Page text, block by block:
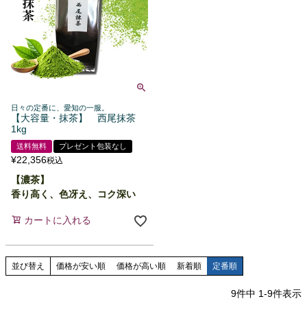
日々の定番に、愛知の一服。
【大容量・抹茶】 西尾抹茶
1kg
送料無料 プレゼント包装なし
¥22,356税込
【濃茶】
香り高く、色冴え、コク深い
カートに入れる
並び替え 価格が安い順 価格が高い順 新着順 定番順
9件中 1-9件表示